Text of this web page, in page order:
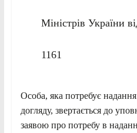
Міністрів України
1161
Особа, яка потребує
догляду, звертається до
заявою про потребу в